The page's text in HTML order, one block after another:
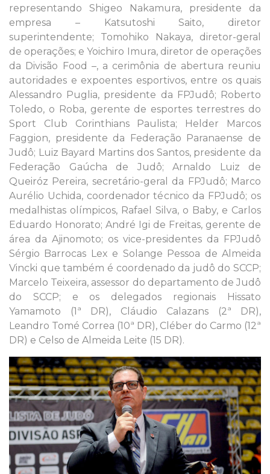
representando Shigeo Nakamura, presidente da
empresa – Katsutoshi Saito, diretor
superintendente; Tomohiko Nakaya, diretor-geral
de operações; e Yoichiro Imura, diretor de operações
da Divisão Food –, a cerimônia de abertura reuniu
autoridades e expoentes esportivos, entre os quais
Alessandro Puglia, presidente da FPJudô; Roberto
Toledo, o Roba, gerente de esportes terrestres do
Sport Club Corinthians Paulista; Helder Marcos
Faggion, presidente da Federação Paranaense de
Judô; Luiz Bayard Martins dos Santos, presidente da
Federação Gaúcha de Judô; Arnaldo Luiz de
Queiróz Pereira, secretário-geral da FPJudô; Marco
Aurélio Uchida, coordenador técnico da FPJudô; os
medalhistas olímpicos, Rafael Silva, o Baby, e Carlos
Eduardo Honorato; André Igi de Freitas, gerente de
área da Ajinomoto; os vice-presidentes da FPJudô
Sérgio Barrocas Lex e Solange Pessoa de Almeida
Vincki que também é coordenado da judô do SCCP;
Marcelo Teixeira, assessor do departamento de Judô
do SCCP; e os delegados regionais Hissato
Yamamoto (1ª DR), Cláudio Calazans (2ª DR),
Leandro Tomé Correa (10ª DR), Cléber do Carmo (12ª
DR) e Celso de Almeida Leite (15 DR).